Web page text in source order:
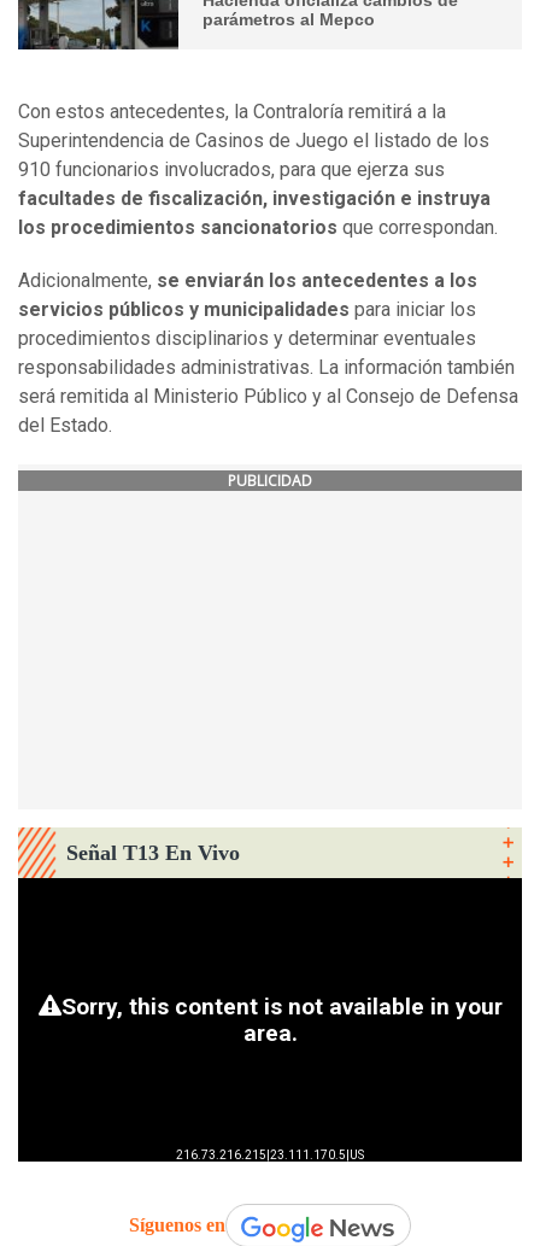
parámetros al Mepco
Con estos antecedentes, la Contraloría remitirá a la
Superintendencia de Casinos de Juego el listado de los
910 funcionarios involucrados, para que ejerza sus
facultades de fiscalización, investigación e instruya
los procedimientos sancionatorios que correspondan.
Adicionalmente, se enviarán los antecedentes a los
servicios públicos y municipalidades para iniciar los
procedimientos disciplinarios y determinar eventuales
responsabilidades administrativas. La información también
será remitida al Ministerio Público y al Consejo de Defensa
del Estado.
PUBLICIDAD
Señal T13 En Vivo
Síguenos en